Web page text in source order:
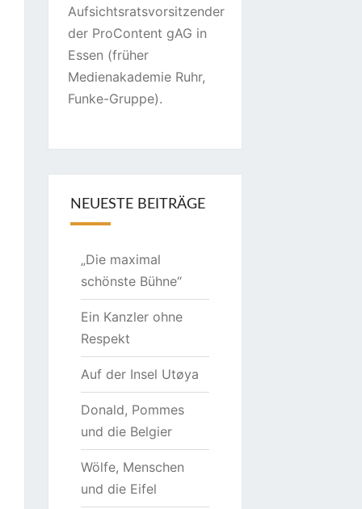
Aufsichtsratsvorsitzender
der ProContent gAG in
Essen (früher
Medienakademie Ruhr,
Funke-Gruppe).
NEUESTE BEITRÄGE
„Die maximal
schönste Bühne“
Ein Kanzler ohne
Respekt
Auf der Insel Utøya
Donald, Pommes
und die Belgier
Wölfe, Menschen
und die Eifel